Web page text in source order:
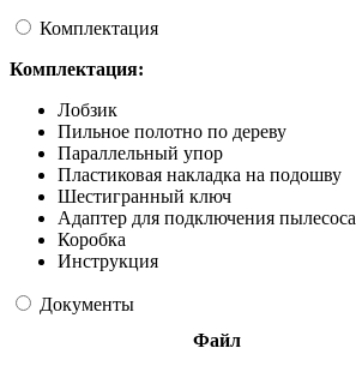
Комплектация
Комплектация:
Лобзик
Пильное полотно по дереву
Параллельный упор
Пластиковая накладка на подошву
Шестигранный ключ
Адаптер для подключения пылесоса
Коробка
Инструкция
Документы
Файл